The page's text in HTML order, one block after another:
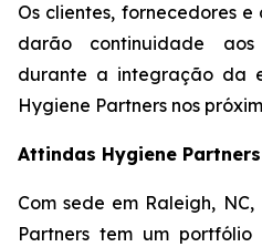
Os clientes, fornecedores
darão continuidade
durante a integração da
Hygiene Partners nos
Attindas Hygiene Partners
Com sede em Raleigh,
Partners tem um